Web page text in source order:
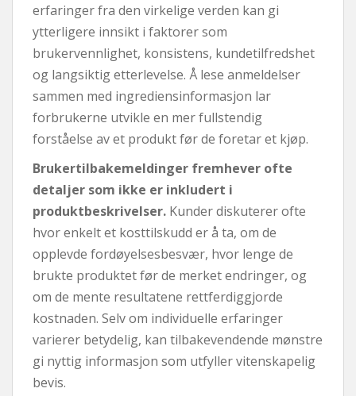
erfaringer fra den virkelige verden kan gi
ytterligere innsikt i faktorer som
brukervennlighet, konsistens, kundetilfredshet
og langsiktig etterlevelse. Å lese anmeldelser
sammen med ingrediensinformasjon lar
forbrukerne utvikle en mer fullstendig
forståelse av et produkt før de foretar et kjøp.
Brukertilbakemeldinger fremhever ofte
detaljer som ikke er inkludert i
produktbeskrivelser. Kunder diskuterer ofte
hvor enkelt et kosttilskudd er å ta, om de
opplevde fordøyelsesbesvær, hvor lenge de
brukte produktet før de merket endringer, og
om de mente resultatene rettferdiggjorde
kostnaden. Selv om individuelle erfaringer
varierer betydelig, kan tilbakevendende mønstre
gi nyttig informasjon som utfyller vitenskapelig
bevis.